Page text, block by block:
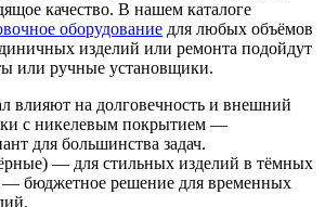
качество. В нашем каталоге
оборудование для любых объёмов
изделий или ремонта подойдут
или ручные установщики.
влияют на долговечность и внешний
с никелевым покрытием —
для большинства задач.
— для стильных изделий в тёмных
— бюджетное решение для временных